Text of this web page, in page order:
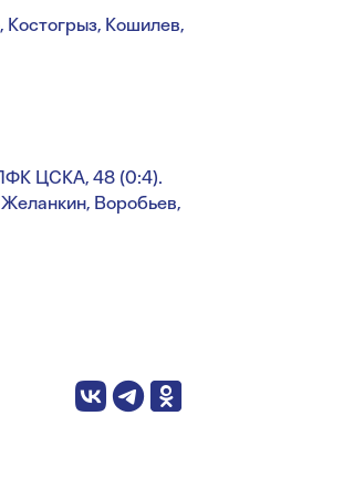
Костогрыз, Кошилев,
ПФК ЦСКА, 48 (0:4).
Воробьев,